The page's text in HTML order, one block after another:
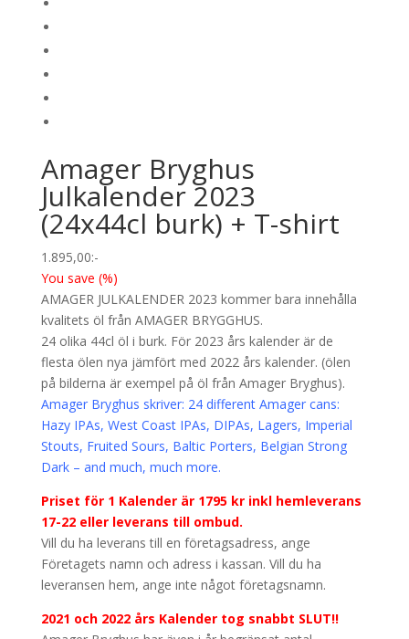
Amager Bryghus
Julkalender 2023
(24x44cl burk) + T-shirt
1.895,00:-
You save (%)
AMAGER JULKALENDER 2023 kommer bara innehålla
kvalitets öl från AMAGER BRYGGHUS.
24 olika 44cl öl i burk. För 2023 års kalender är de
flesta ölen nya jämfört med 2022 års kalender. (ölen
på bilderna är exempel på öl från Amager Bryghus).
Amager Bryghus skriver: 24 different Amager cans:
Hazy IPAs, West Coast IPAs, DIPAs, Lagers, Imperial
Stouts, Fruited Sours, Baltic Porters, Belgian Strong
Dark – and much, much more.
Priset för 1 Kalender är 1795 kr inkl hemleverans
17-22 eller leverans till ombud.
Vill du ha leverans till en företagsadress, ange
Företagets namn och adress i kassan. Vill du ha
leveransen hem, ange inte något företagsnamn.
2021 och 2022 års Kalender tog snabbt SLUT!!